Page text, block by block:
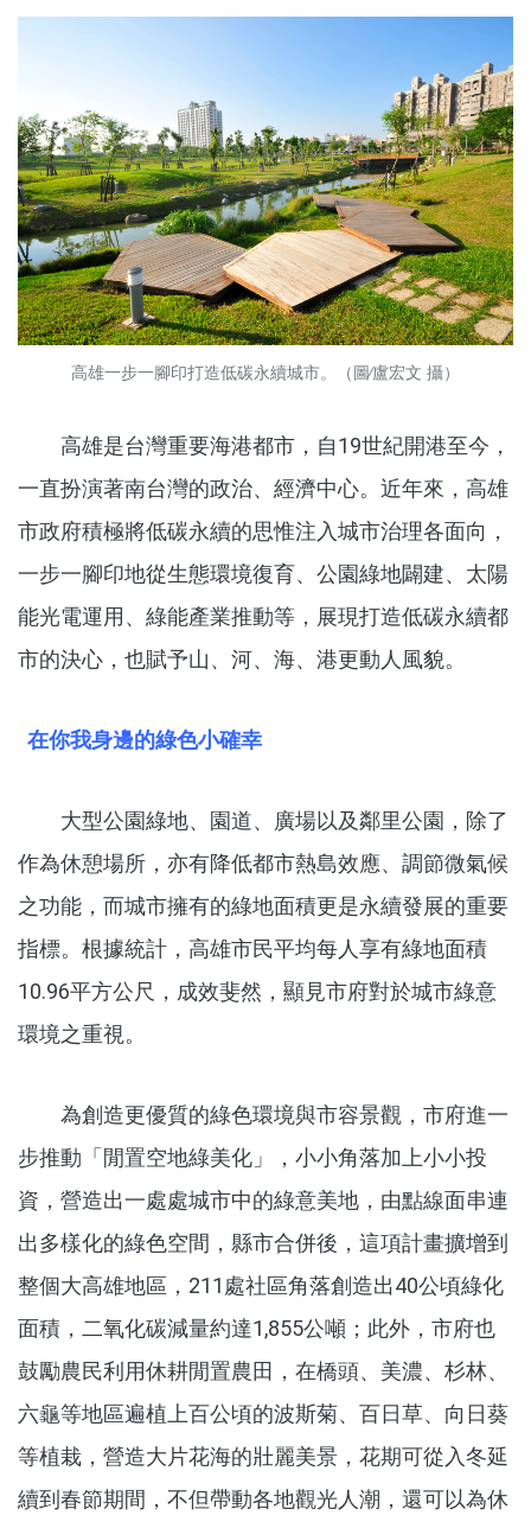
高雄一步一腳印打造低碳永續城市。（圖∕盧宏文 攝）
高雄是台灣重要海港都市，自19世紀開港至今，
一直扮演著南台灣的政治、經濟中心。近年來，高雄
市政府積極將低碳永續的思惟注入城市治理各面向，
一步一腳印地從生態環境復育、公園綠地闢建、太陽
能光電運用、綠能產業推動等，展現打造低碳永續都
市的決心，也賦予山、河、海、港更動人風貌。
在你我身邊的綠色小確幸
大型公園綠地、園道、廣場以及鄰里公園，除了
作為休憩場所，亦有降低都市熱島效應、調節微氣候
之功能，而城市擁有的綠地面積更是永續發展的重要
指標。根據統計，高雄市民平均每人享有綠地面積
10.96平方公尺，成效斐然，顯見市府對於城市綠意
環境之重視。
為創造更優質的綠色環境與市容景觀，市府進一
步推動「閒置空地綠美化」，小小角落加上小小投
資，營造出一處處城市中的綠意美地，由點線面串連
出多樣化的綠色空間，縣市合併後，這項計畫擴增到
整個大高雄地區，211處社區角落創造出40公頃綠化
面積，二氧化碳減量約達1,855公噸；此外，市府也
鼓勵農民利用休耕閒置農田，在橋頭、美濃、杉林、
六龜等地區遍植上百公頃的波斯菊、百日草、向日葵
等植栽，營造大片花海的壯麗美景，花期可從入冬延
續到春節期間，不但帶動各地觀光人潮，還可以為休